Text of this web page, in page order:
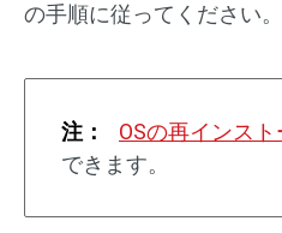
の手順に従ってください。
注： OSの再インスト
できます。